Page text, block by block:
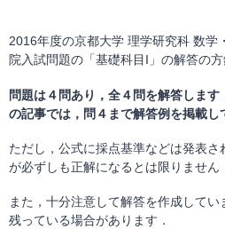
2016年度の京都大学 理学研究科 数学
院入試問題の「基礎科目I」の解答の方
問題は４問あり，全４問を解答します
の記事では，問４まで解答例を掲載し
ただし，公式に採点基準などは発表
が必ずしも正解になるとは限りません
また，十分注意して解答を作成して
残っている場合があります．